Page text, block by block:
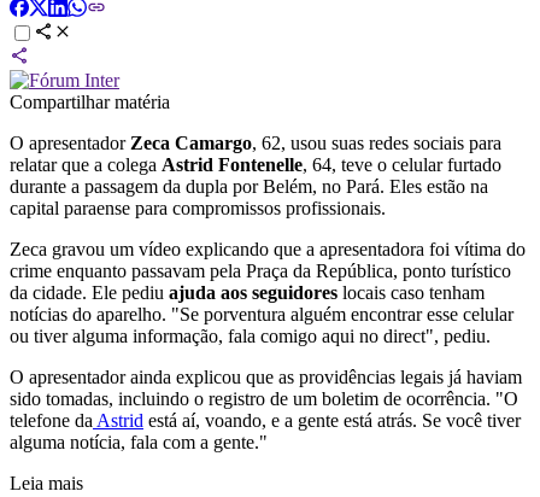
Compartilhar matéria
O apresentador Zeca Camargo, 62, usou suas redes sociais para
relatar que a colega Astrid Fontenelle, 64, teve o celular furtado
durante a passagem da dupla por Belém, no Pará. Eles estão na
capital paraense para compromissos profissionais.
Zeca gravou um vídeo explicando que a apresentadora foi vítima do
crime enquanto passavam pela Praça da República, ponto turístico
da cidade. Ele pediu ajuda aos seguidores locais caso tenham
notícias do aparelho. "Se porventura alguém encontrar esse celular
ou tiver alguma informação, fala comigo aqui no direct", pediu.
O apresentador ainda explicou que as providências legais já haviam
sido tomadas, incluindo o registro de um boletim de ocorrência. "O
telefone da Astrid está aí, voando, e a gente está atrás. Se você tiver
alguma notícia, fala com a gente."
Leia mais